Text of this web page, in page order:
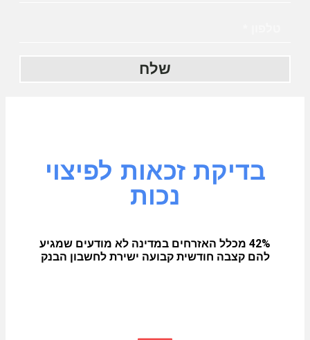
שלח
בדיקת זכאות לפיצוי
נכות
42% מכלל האזרחים במדינה לא מודעים שמגיע
להם קצבה חודשית קבועה ישירת לחשבון הבנק